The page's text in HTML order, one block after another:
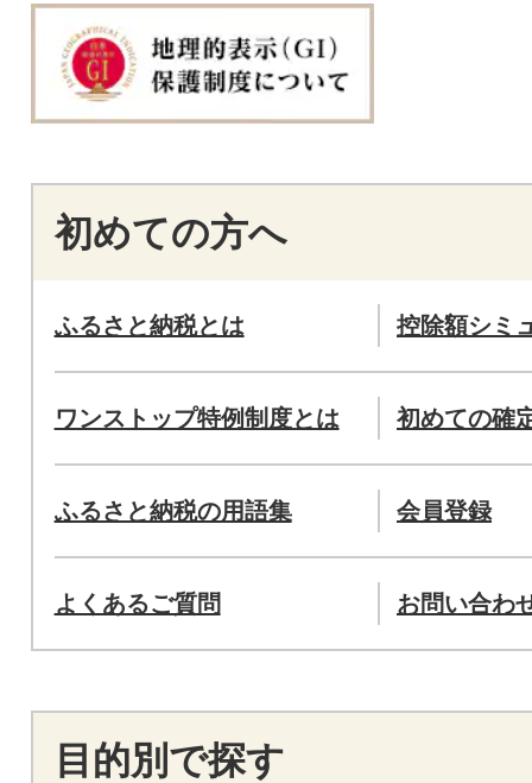
初めての方へ
ふるさと納税とは 控除額シミ
ワンストップ特例制度とは 初めての確
ふるさと納税の用語集 会員登録
よくあるご質問 お問い合わ
目的別で探す